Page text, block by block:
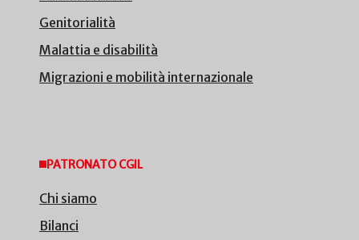
Genitorialità
Malattia e disabilità
Migrazioni e mobilità internazionale
PATRONATO CGIL
Chi siamo
Bilanci